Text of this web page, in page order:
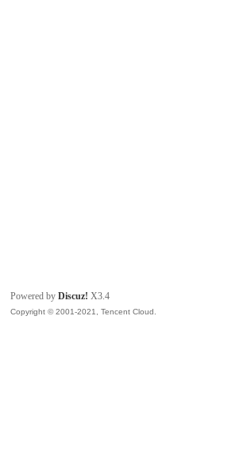
Powered byDiscuz! X3.4
Copyright © 2001-2021, Tencent Cloud.